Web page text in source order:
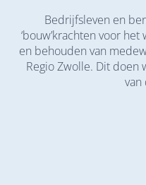
Bedrijfsleven en
‘bouw’krachten voor
en behouden van
Regio Zwolle. Dit doen
van